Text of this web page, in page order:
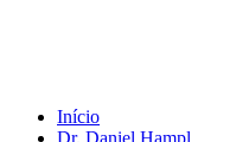
Início
Dr. Daniel Hampl